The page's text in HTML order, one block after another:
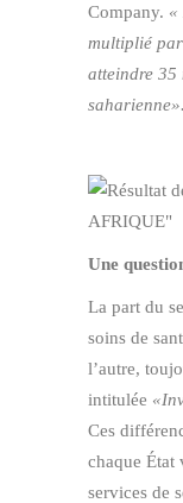
Company. «
multiplié
atteindre 35
saharienne».
Une
La part du
soins de
l’autre,
intitulée
Ces
chaque État
services de